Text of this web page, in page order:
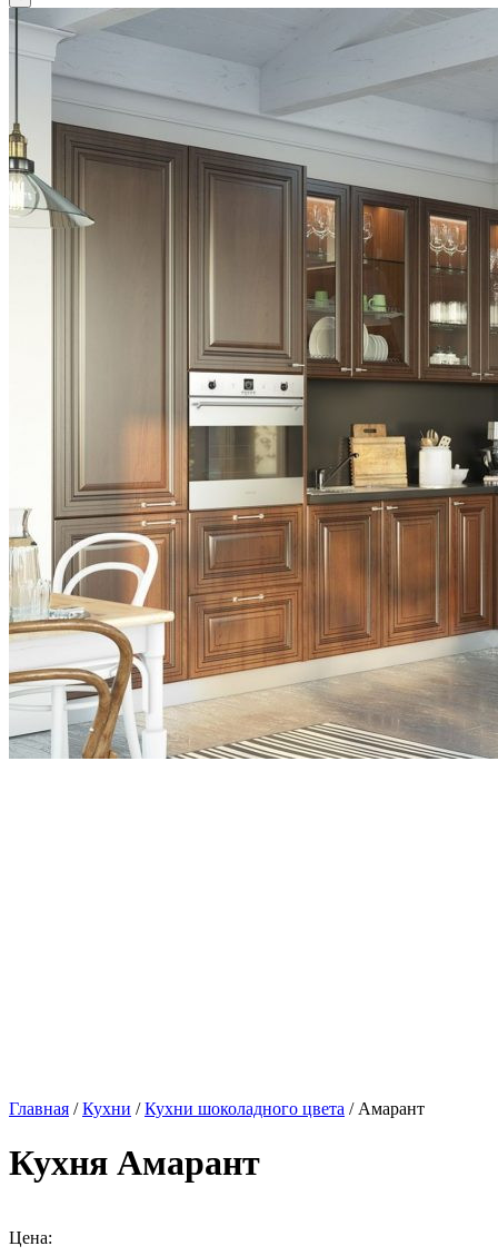
Главная /Кухни /Кухни шоколадного цвета / Амарант
Кухня Амарант
Цена: